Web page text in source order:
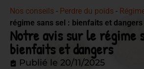
Nos conseils - Perdre du poids -
régime sans sel : bienfaits et dangers
Notre avis sur le régime
bienfaits et dangers
Publié le 20/11/2025